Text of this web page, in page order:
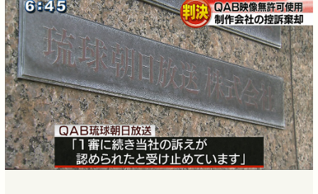
b
o
o
k
n
a
a
d
s